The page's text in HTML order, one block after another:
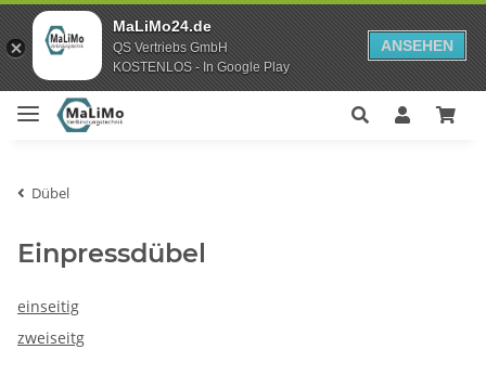
MaLiMo24.de
QS Vertriebs GmbH
KOSTENLOS - In Google Play
ANSEHEN
Dübel
Einpressdübel
einseitig
zweiseitg